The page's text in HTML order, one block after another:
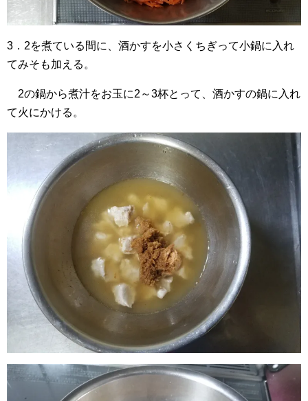
3．2を煮ている間に、酒かすを小さくちぎって小鍋に入れ
てみそも加える。
2の鍋から煮汁をお玉に2～3杯とって、酒かすの鍋に入れ
て火にかける。